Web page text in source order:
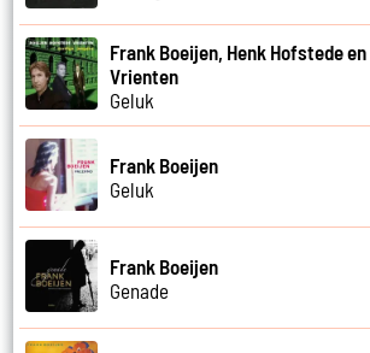
Frank Boeijen, Henk Hofstede en
Vrienten
Geluk
Frank Boeijen
Geluk
Frank Boeijen
Genade